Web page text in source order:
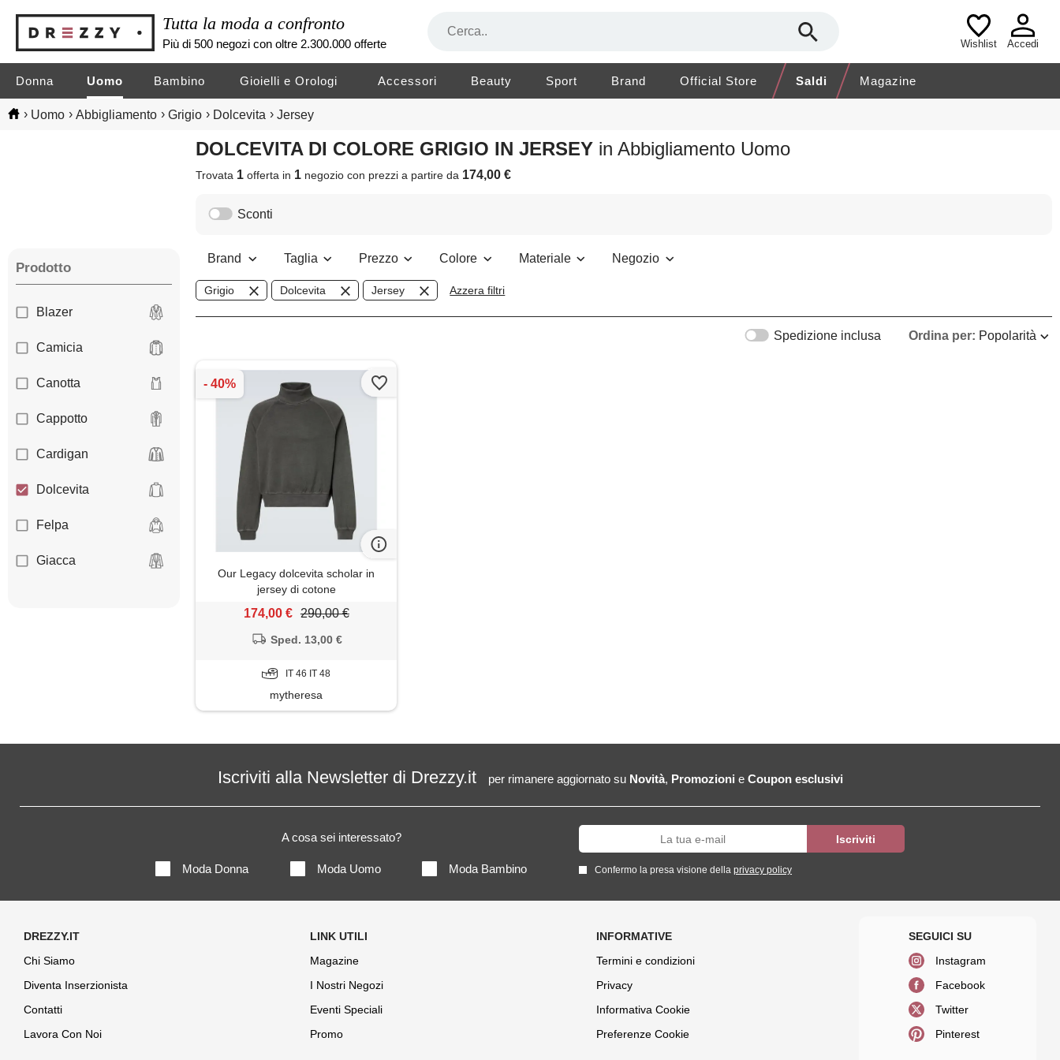
Tutta la moda a confronto
Più di 500 negozi con oltre 2.300.000 offerte Wishlist Accedi
Donna Uomo Bambino Gioielli e Orologi Accessori Beauty Sport Brand Official Store Saldi Magazine
› Uomo › Abbigliamento › Grigio › Dolcevita › Jersey
DOLCEVITA DI COLORE GRIGIO IN JERSEY in Abbigliamento Uomo
Trovata 1 offerta in 1 negoziocon prezzi a partire da 174,00 €
Prodotto
Blazer
Camicia
Canotta
Cappotto
Cardigan
Dolcevita
Felpa
Giacca
Pantaloni
Sconti
Brand Taglia Prezzo Colore Materiale Negozio
Grigio Dolcevita Jersey Azzera filtri
Ordina per: Popolarità
Spedizione inclusa
Our Legacy dolcevita scholar in
jersey di cotone
174,00 € 290,00 €
Sped. 13,00 €
IT 46 IT 48
mytheresa
Iscriviti alla Newsletter di Drezzy.it per rimanere aggiornato su Novità, Promozioni e Coupon esclusivi
A cosa sei interessato?
Moda Donna Moda Uomo Moda Bambino Confermo la presa visione della privacy policy
Chi Siamo
Diventa Inserzionista
Contatti
Lavora Con Noi
Magazine
I Nostri Negozi
Eventi Speciali
Promo
Termini e condizioni
Privacy
Informativa Cookie
Preferenze Cookie
Instagram
Facebook
Twitter
Pinterest